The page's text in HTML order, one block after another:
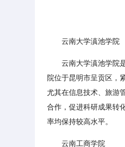
云南大学滇池学院
云南大学滇池学院
院位于昆明市呈贡区，
尤其在信息技术、旅游
合作，促进科研成果转
率均保持较高水平。
云南工商学院